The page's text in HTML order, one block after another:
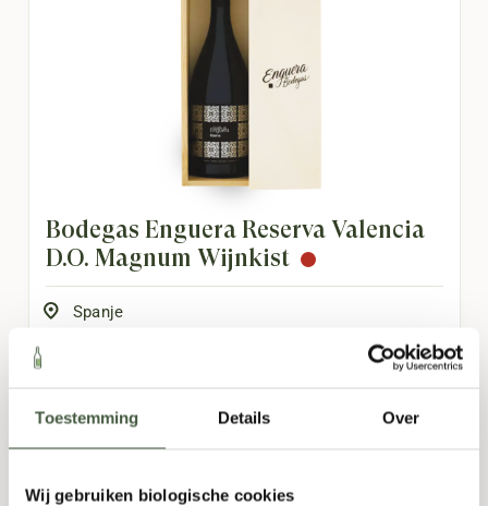
Toestemming Details Over
Wij gebruiken biologische cookies
Bodegas Enguera Reserva Valencia
D.O. Magnum Wijnkist
Spanje
29,95